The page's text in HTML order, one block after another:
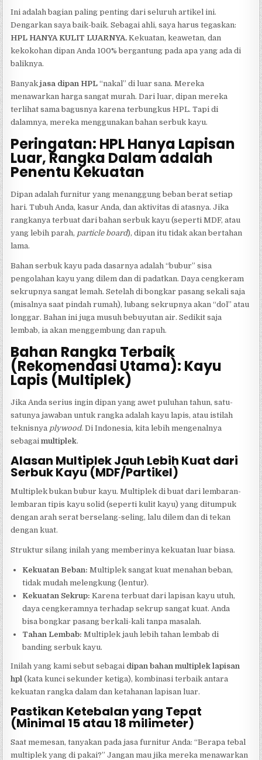
Ini adalah bagian paling penting dari seluruh artikel ini.
Dengarkan saya baik-baik. Sebagai ahli, saya harus tegaskan:
HPL HANYA KULIT LUARNYA. Kekuatan, keawetan, dan
kekokohan dipan Anda 100% bergantung pada apa yang ada di
baliknya.
Banyakjasa dipan HPL “nakal” di luar sana. Mereka
menawarkan harga sangat murah. Dari luar, dipan mereka
terlihat sama bagusnya karena terbungkus HPL. Tapi di
dalamnya, mereka menggunakan bahan serbuk kayu.
Peringatan: HPL Hanya Lapisan
Luar, Rangka Dalam adalah
Penentu Kekuatan
Dipan adalah furnitur yang menanggung beban berat setiap
hari. Tubuh Anda, kasur Anda, dan aktivitas di atasnya. Jika
rangkanya terbuat dari bahan serbuk kayu (seperti MDF, atau
yang lebih parah, particle board), dipan itu tidak akan bertahan
lama.
Bahan serbuk kayu pada dasarnya adalah “bubur” sisa
pengolahan kayu yang dilem dan di padatkan. Daya cengkeram
sekrupnya sangat lemah. Setelah di bongkar pasang sekali saja
(misalnya saat pindah rumah), lubang sekrupnya akan “dol” atau
longgar. Bahan ini juga musuh bebuyutan air. Sedikit saja
lembab, ia akan menggembung dan rapuh.
Bahan Rangka Terbaik
(Rekomendasi Utama): Kayu
Lapis (Multiplek)
Jika Anda serius ingin dipan yang awet puluhan tahun, satu-
satunya jawaban untuk rangka adalah kayu lapis, atau istilah
teknisnya plywood. Di Indonesia, kita lebih mengenalnya
sebagaimultiplek.
Alasan Multiplek Jauh Lebih Kuat dari
Serbuk Kayu (MDF/Partikel)
Multiplek bukan bubur kayu. Multiplek di buat dari lembaran-
lembaran tipis kayu solid (seperti kulit kayu) yang ditumpuk
dengan arah serat berselang-seling, lalu dilem dan di tekan
dengan kuat.
Struktur silang inilah yang memberinya kekuatan luar biasa.
Kekuatan Beban: Multiplek sangat kuat menahan beban,
tidak mudah melengkung (lentur).
Kekuatan Sekrup: Karena terbuat dari lapisan kayu utuh,
daya cengkeramnya terhadap sekrup sangat kuat. Anda
bisa bongkar pasang berkali-kali tanpa masalah.
Tahan Lembab: Multiplek jauh lebih tahan lembab di
banding serbuk kayu.
Inilah yang kami sebut sebagai dipan bahan multiplek lapisan
hpl (kata kunci sekunder ketiga), kombinasi terbaik antara
kekuatan rangka dalam dan ketahanan lapisan luar.
Pastikan Ketebalan yang Tepat
(Minimal 15 atau 18 milimeter)
Saat memesan, tanyakan pada jasa furnitur Anda: “Berapa tebal
multiplek yang di pakai?” Jangan mau jika mereka menawarkan